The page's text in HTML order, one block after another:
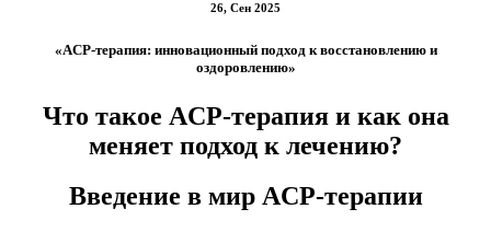
26, Сен 2025
«ACP-терапия: инновационный подход к восстановлению и
оздоровлению»
Что такое ACP-терапия и как она
меняет подход к лечению?
Введение в мир ACP-терапии